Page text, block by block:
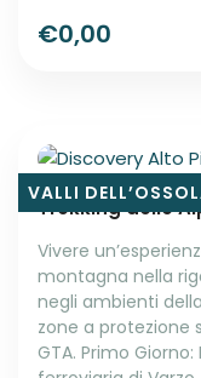
€0,00
VALLI
Trekking delle
Vivere
montagna nella
negli ambienti
zone a protezione
GTA. Primo